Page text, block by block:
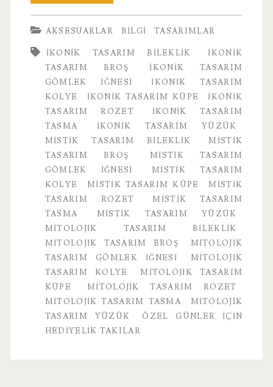
Günler
İçin
Hediyelik
Takılar
AKSESUARLAR BILGI TASARIMLAR
IKONIK TASARIM BILEKLIK
IKONIK
TASARIM BROŞ
IKONIK TASARIM
GÖMLEK IĞNESI
IKONIK TASARIM
KOLYE
IKONIK TASARIM KÜPE
IKONIK
TASARIM ROZET
IKONIK TASARIM
TASMA
IKONIK TASARIM YÜZÜK
MISTIK TASARIM BILEKLIK
MISTIK
TASARIM BROŞ
MISTIK TASARIM
GÖMLEK IĞNESI
MISTIK TASARIM
KOLYE
MISTIK TASARIM KÜPE
MISTIK
TASARIM ROZET
MISTIK TASARIM
TASMA
MISTIK TASARIM YÜZÜK
MITOLOJIK TASARIM BILEKLIK
MITOLOJIK TASARIM BROŞ
MITOLOJIK
TASARIM GÖMLEK IĞNESI
MITOLOJIK
TASARIM KOLYE
MITOLOJIK TASARIM
KÜPE
MITOLOJIK TASARIM ROZET
MITOLOJIK TASARIM TASMA
MITOLOJIK
TASARIM YÜZÜK
ÖZEL GÜNLER İÇIN
HEDIYELIK TAKILAR